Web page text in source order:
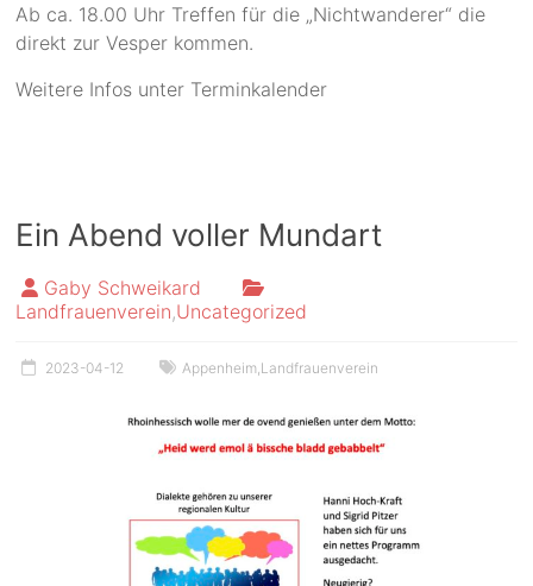
Ab ca. 18.00 Uhr Treffen für die „Nichtwanderer“ die
direkt zur Vesper kommen.
Weitere Infos unter Terminkalender
Ein Abend voller Mundart
Gaby Schweikard
Landfrauenverein,Uncategorized
2023-04-12 Appenheim Landfrauenverein